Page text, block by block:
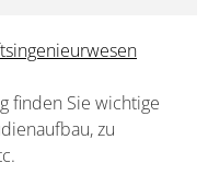
finden Sie wichtige
zu